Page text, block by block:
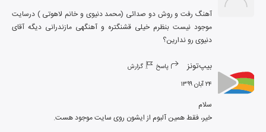
آهنگ رفت و روش دو صدائی (محمد دنیوی و خانم لاهوتی ) درسایت
موجود نیست بنظرم خیلی قشنگتره و آهنگهی مازندرانی دیگه آقای
دنیوی رو ندارین؟
بیپ‌تونز پاسخ گزارش
۲۴ آبان ۱۳۹۹
خیر، فقط همین آلبوم از ایشون روی سایت موجود هست.